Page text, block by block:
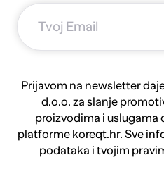
Prijavom na newsletter
d.o.o. za slanje
proizvodima i
platforme koreqt.hr. Sve
podataka i tvojim